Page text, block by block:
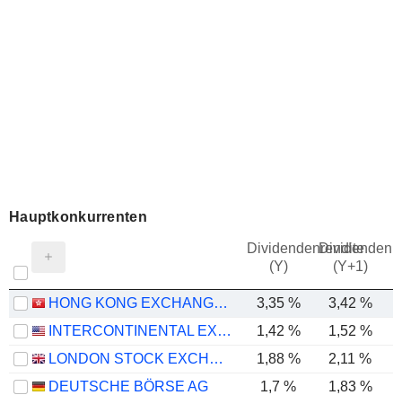
Hauptkonkurrenten
Dividendenrendite
(Y)
(Y+1)
HONG KONG EXCHANGES AND CLEARING LIMITED 3,35 % 3,42 %
INTERCONTINENTAL EXCHANGE, INC.
1,42 % 1,52 %
LONDON STOCK EXCHANGE GROUP PLC
1,88 % 2,11 %
DEUTSCHE BÖRSE AG
1,7 % 1,83 %